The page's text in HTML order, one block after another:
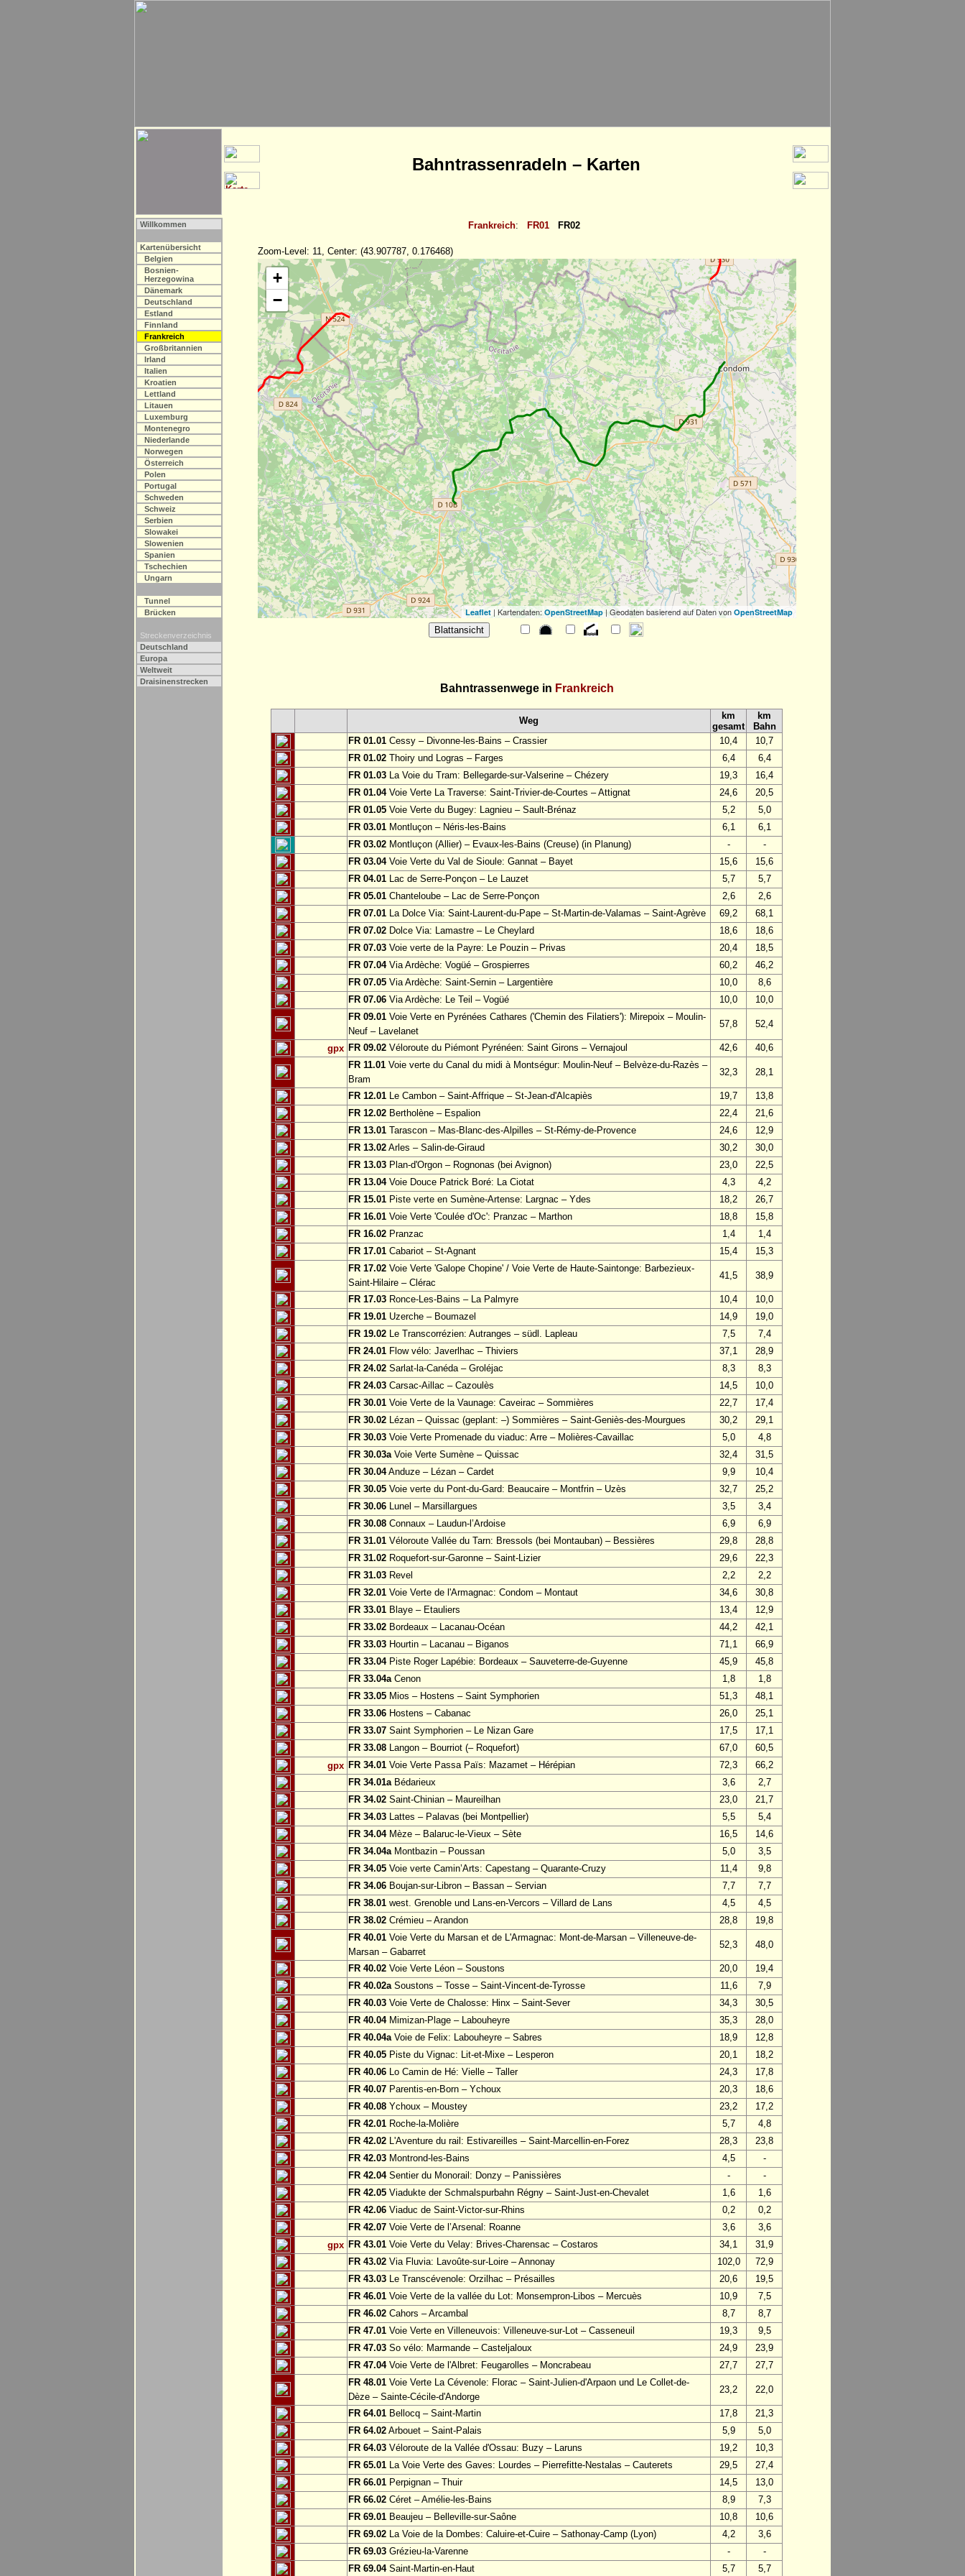
Bahntrassenradeln – Karten
Willkommen
Kartenübersicht
Belgien
Bosnien-
Herzegowina
Dänemark
Deutschland
Estland
Finnland
Frankreich
Großbritannien
Irland
Italien
Kroatien
Lettland
Litauen
Luxemburg
Montenegro
Niederlande
Norwegen
Österreich
Polen
Portugal
Schweden
Schweiz
Serbien
Slowakei
Slowenien
Spanien
Tschechien
Ungarn
Tunnel
Brücken
Streckenverzeichnis
Deutschland
Europa
Weltweit
Draisinenstrecken
Frankreich: FR01 FR02
Zoom-Level: 11, Center: (43.907787, 0.176468)
+
−
Leaflet| Kartendaten: OpenStreetMap| Geodaten basierend auf Daten von OpenStreetMap
Bahntrassenwege in Frankreich
Weg
km
gesamt
km
Bahn
FR 01.01 Cessy – Divonne-les-Bains – Crassier 10,4
10,7
FR 01.02 Thoiry und Logras – Farges 6,4
6,4
FR 01.03 La Voie du Tram: Bellegarde-sur-Valserine – Chézery 19,3
16,4
FR 01.04Voie Verte La Traverse: Saint-Trivier-de-Courtes – Attignat 24,6
20,5
FR 01.05 Voie Verte du Bugey: Lagnieu – Sault-Brénaz 5,2
5,0
FR 03.01 Montluçon – Néris-les-Bains 6,1
6,1
FR 03.02 Montluçon (Allier) – Evaux-les-Bains (Creuse) (in Planung) -
-
FR 03.04Voie Verte du Val de Sioule: Gannat – Bayet 15,6
15,6
FR 04.01 Lac de Serre-Ponçon – Le Lauzet 5,7
5,7
FR 05.01 Chanteloube – Lac de Serre-Ponçon 2,6
2,6
FR 07.01 La Dolce Via: Saint-Laurent-du-Pape – St-Martin-de-Valamas – Saint-Agrève 69,2
68,1
FR 07.02 Dolce Via: Lamastre – Le Cheylard 18,6
18,6
FR 07.03 Voie verte de la Payre: Le Pouzin – Privas 20,4
18,5
FR 07.04Via Ardèche: Vogüé – Grospierres 60,2
46,2
FR 07.05 Via Ardèche: Saint-Sernin – Largentière 10,0
8,6
FR 07.06 Via Ardèche: Le Teil – Vogüé 10,0
10,0
FR 09.01 Voie Verte en Pyrénées Cathares ('Chemin des Filatiers'): Mirepoix – Moulin-
Neuf – Lavelanet
57,8 52,4
gpx FR 09.02 Véloroute du Piémont Pyrénéen: Saint Girons – Vernajoul 42,6
40,6
FR 11.01 Voie verte du Canal du midi à Montségur: Moulin-Neuf – Belvèze-du-Razès –
Bram
32,3 28,1
FR 12.01 Le Cambon – Saint-Affrique – St-Jean-d'Alcapiès 19,7
13,8
FR 12.02 Bertholène – Espalion 22,4
21,6
FR 13.01 Tarascon – Mas-Blanc-des-Alpilles – St-Rémy-de-Provence 24,6
12,9
FR 13.02 Arles – Salin-de-Giraud 30,2
30,0
FR 13.03 Plan-d'Orgon – Rognonas (bei Avignon) 23,0
22,5
FR 13.04Voie Douce Patrick Boré: La Ciotat 4,3
4,2
FR 15.01 Piste verte en Sumène-Artense: Largnac – Ydes 18,2
26,7
FR 16.01 Voie Verte 'Coulée d'Oc': Pranzac – Marthon 18,8
15,8
FR 16.02 Pranzac 1,4
1,4
FR 17.01 Cabariot – St-Agnant 15,4
15,3
FR 17.02 Voie Verte 'Galope Chopine' / Voie Verte de Haute-Saintonge: Barbezieux-
Saint-Hilaire – Clérac
41,5 38,9
FR 17.03 Ronce-Les-Bains – La Palmyre 10,4
10,0
FR 19.01 Uzerche – Boumazel 14,9
19,0
FR 19.02 Le Transcorrézien: Autranges – südl. Lapleau 7,5
7,4
FR 24.01 Flow vélo: Javerlhac – Thiviers 37,1
28,9
FR 24.02 Sarlat-la-Canéda – Groléjac 8,3
8,3
FR 24.03 Carsac-Aillac – Cazoulès 14,5
10,0
FR 30.01 Voie Verte de la Vaunage: Caveirac – Sommières 22,7
17,4
FR 30.02 Lézan – Quissac (geplant: –) Sommières – Saint-Geniès-des-Mourgues 30,2
29,1
FR 30.03 Voie Verte Promenade du viaduc: Arre – Molières-Cavaillac 5,0
4,8
FR 30.03aVoie Verte Sumène – Quissac 32,4
31,5
FR 30.04Anduze – Lézan – Cardet 9,9
10,4
FR 30.05 Voie verte du Pont-du-Gard: Beaucaire – Montfrin – Uzès 32,7
25,2
FR 30.06 Lunel – Marsillargues 3,5
3,4
FR 30.08 Connaux – Laudun-l’Ardoise 6,9
6,9
FR 31.01 Véloroute Vallée du Tarn: Bressols (bei Montauban) – Bessières 29,8
28,8
FR 31.02 Roquefort-sur-Garonne – Saint-Lizier 29,6
22,3
FR 31.03 Revel 2,2
2,2
FR 32.01 Voie Verte de l'Armagnac: Condom – Montaut 34,6
30,8
FR 33.01 Blaye – Etauliers 13,4
12,9
FR 33.02 Bordeaux – Lacanau-Océan 44,2
42,1
FR 33.03 Hourtin – Lacanau – Biganos 71,1
66,9
FR 33.04Piste Roger Lapébie: Bordeaux – Sauveterre-de-Guyenne 45,9
45,8
FR 33.04aCenon 1,8
1,8
FR 33.05 Mios – Hostens – Saint Symphorien 51,3
48,1
FR 33.06 Hostens – Cabanac 26,0
25,1
FR 33.07 Saint Symphorien – Le Nizan Gare 17,5
17,1
FR 33.08 Langon – Bourriot (– Roquefort) 67,0
60,5
gpx FR 34.01 Voie Verte Passa Païs: Mazamet – Hérépian 72,3
66,2
FR 34.01aBédarieux 3,6
2,7
FR 34.02 Saint-Chinian – Maureilhan 23,0
21,7
FR 34.03 Lattes – Palavas (bei Montpellier) 5,5
5,4
FR 34.04Mèze – Balaruc-le-Vieux – Sète 16,5
14,6
FR 34.04aMontbazin – Poussan 5,0
3,5
FR 34.05 Voie verte Camin’Arts: Capestang – Quarante-Cruzy 11,4
9,8
FR 34.06 Boujan-sur-Libron – Bassan – Servian 7,7
7,7
FR 38.01 west. Grenoble und Lans-en-Vercors – Villard de Lans 4,5
4,5
FR 38.02 Crémieu – Arandon 28,8
19,8
FR 40.01 Voie Verte du Marsan et de L'Armagnac: Mont-de-Marsan – Villeneuve-de-
Marsan – Gabarret
52,3 48,0
FR 40.02 Voie Verte Léon – Soustons 20,0
19,4
FR 40.02aSoustons – Tosse – Saint-Vincent-de-Tyrosse 11,6
7,9
FR 40.03 Voie Verte de Chalosse: Hinx – Saint-Sever 34,3
30,5
FR 40.04Mimizan-Plage – Labouheyre 35,3
28,0
FR 40.04aVoie de Felix: Labouheyre – Sabres 18,9
12,8
FR 40.05 Piste du Vignac: Lit-et-Mixe – Lesperon 20,1
18,2
FR 40.06 Lo Camin de Hé: Vielle – Taller 24,3
17,8
FR 40.07 Parentis-en-Born – Ychoux 20,3
18,6
FR 40.08 Ychoux – Moustey 23,2
17,2
FR 42.01 Roche-la-Molière 5,7
4,8
FR 42.02 L'Aventure du rail: Estivareilles – Saint-Marcellin-en-Forez 28,3
23,8
FR 42.03 Montrond-les-Bains 4,5
-
FR 42.04Sentier du Monorail: Donzy – Panissières -
-
FR 42.05 Viadukte der Schmalspurbahn Régny – Saint-Just-en-Chevalet 1,6
1,6
FR 42.06 Viaduc de Saint-Victor-sur-Rhins 0,2
0,2
FR 42.07 Voie Verte de l’Arsenal: Roanne 3,6
3,6
gpx FR 43.01 Voie Verte du Velay: Brives-Charensac – Costaros 34,1
31,9
FR 43.02 Via Fluvia: Lavoûte-sur-Loire – Annonay 102,0
72,9
FR 43.03 Le Transcévenole: Orzilhac – Présailles 20,6
19,5
FR 46.01 Voie Verte de la vallée du Lot: Monsempron-Libos – Mercuès 10,9
7,5
FR 46.02 Cahors – Arcambal 8,7
8,7
FR 47.01 Voie Verte en Villeneuvois: Villeneuve-sur-Lot – Casseneuil 19,3
9,5
FR 47.03 So vélo: Marmande – Casteljaloux 24,9
23,9
FR 47.04Voie Verte de l'Albret: Feugarolles – Moncrabeau 27,7
27,7
FR 48.01 Voie Verte La Cévenole: Florac – Saint-Julien-d'Arpaon und Le Collet-de-
Dèze – Sainte-Cécile-d'Andorge
23,2 22,0
FR 64.01 Bellocq – Saint-Martin 17,8
21,3
FR 64.02 Arbouet – Saint-Palais 5,9
5,0
FR 64.03 Véloroute de la Vallée d'Ossau: Buzy – Laruns 19,2
10,3
FR 65.01 La Voie Verte des Gaves: Lourdes – Pierrefitte-Nestalas – Cauterets 29,5
27,4
FR 66.01 Perpignan – Thuir 14,5
13,0
FR 66.02 Céret – Amélie-les-Bains 8,9
7,3
FR 69.01 Beaujeu – Belleville-sur-Saône 10,8
10,6
FR 69.02 La Voie de la Dombes: Caluire-et-Cuire – Sathonay-Camp (Lyon) 4,2
3,6
FR 69.03 Grézieu-la-Varenne -
-
FR 69.04Saint-Martin-en-Haut 5,7 5,7